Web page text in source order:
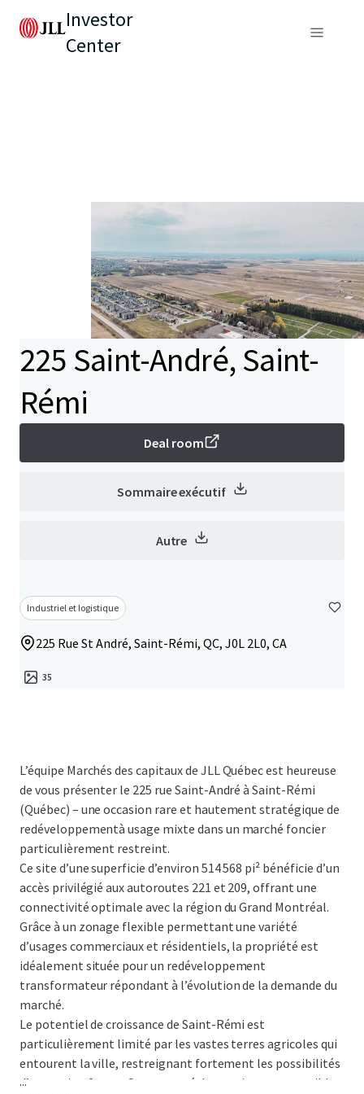
Investor
Center
225 Saint-André, Saint-
Rémi
Deal room
Sommaire exécutif
Autre
Industriel et logistique
225 Rue St André, Saint-Rémi, QC, J0L 2L0, CA
35
L’équipe Marchés des capitaux de JLL Québec est heureuse
de vous présenter le 225 rue Saint-André à Saint-Rémi
(Québec) – une occasion rare et hautement stratégique de
redéveloppementà usage mixte dans un marché foncier
particulièrement restreint.
Ce site d’une superficie d’environ 514 568 pi² bénéficie d’un
accès privilégié aux autoroutes 221 et 209, offrant une
connectivité optimale avec la région du Grand Montréal.
Grâce à un zonage flexible permettant une variété
d’usages commerciaux et résidentiels, la propriété est
idéalement située pour un redéveloppement
transformateur répondant à l’évolution de la demande du
marché.
Le potentiel de croissance de Saint-Rémi est
particulièrement limité par les vastes terres agricoles qui
entourent la ville, restreignant fortement les possibilités
d’expansion future. Cette rareté de terrains constructibles
...